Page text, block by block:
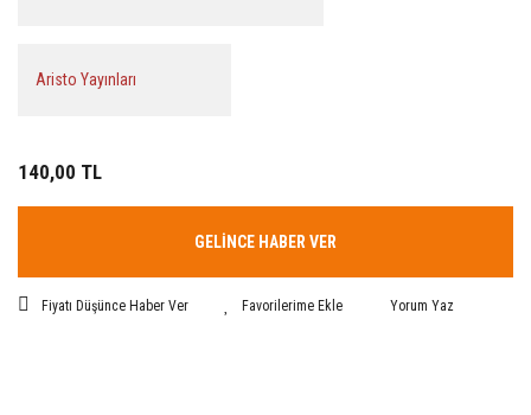
Aristo Yayınları
140,00 TL
GELİNCE HABER VER
Fiyatı Düşünce Haber Ver Yorum Yaz